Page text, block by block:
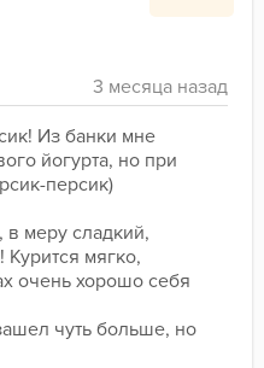
Из банки мне
йогурта, но при
персик)
меру сладкий,
мягко,
очень хорошо себя
чуть больше, но